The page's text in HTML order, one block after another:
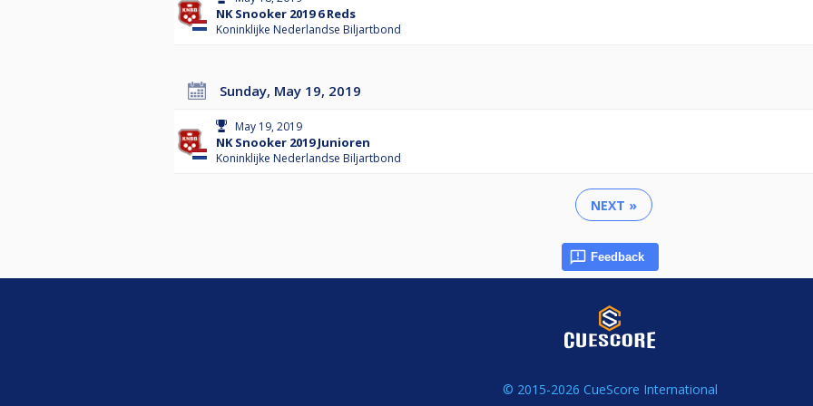
NK Snooker 2019 6 Reds
Koninklijke Nederlandse Biljartbond
Sunday, May 19, 2019
May 19, 2019
NK Snooker 2019 Junioren
Koninklijke Nederlandse Biljartbond
NEXT »
Feedback
© 2015-2026 CueScore International